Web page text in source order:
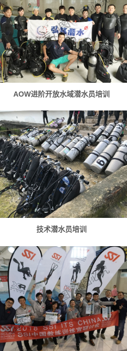
AOW进阶开放水域潜水员培训
技术潜水员培训